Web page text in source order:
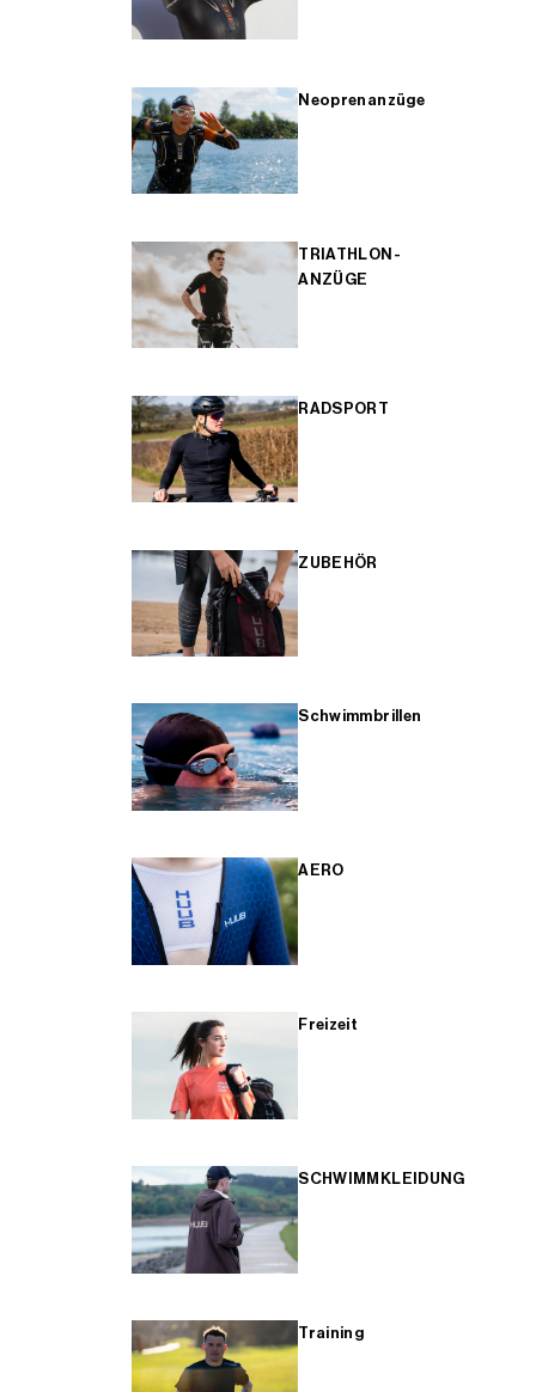
Neoprenanzüge
TRIATHLON-
ANZÜGE
RADSPORT
ZUBEHÖR
Schwimmbrillen
AERO
Freizeit
SCHWIMMKLEIDUNG
Training